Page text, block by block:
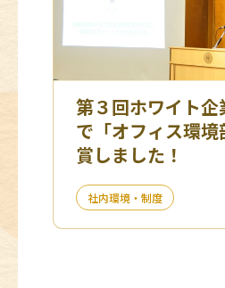
第３回ホワイト企
で「オフィス環
賞しました！
社内環境・制度